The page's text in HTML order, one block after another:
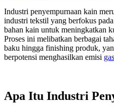
Industri penyempurnaan kain
industri tekstil yang berfokus
bahan kain untuk meningkatkan
Proses ini melibatkan berbagai
baku hingga finishing produk,
berpotensi menghasilkan emisi
Apa Itu Industri